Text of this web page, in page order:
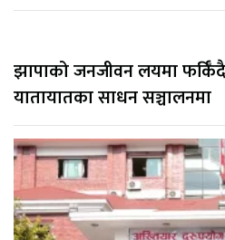
झापाको जनजीवन लयमा
यातायातका साधन सञ्चालनमा